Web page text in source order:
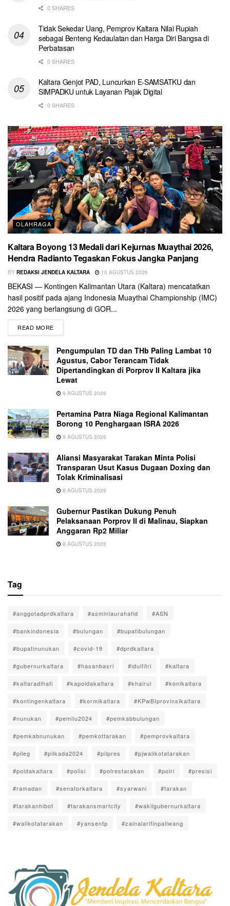
0 SHARES
Tidak Sekedar Uang, Pemprov Kaltara Nilai Rupiah
sebagai Benteng Kedaulatan dan Harga Diri Bangsa di
Perbatasan
0 SHARES
Kaltara Genjot PAD, Luncurkan E-SAMSATKU dan
SIMPADKU untuk Layanan Pajak Digital
0 SHARES
OLAHRAGA
Kaltara Boyong 13 Medali dari Kejurnas Muaythai 2026,
Hendra Radianto Tegaskan Fokus Jangka Panjang
BY REDAKSI JENDELA KALTARA 10 AGUSTUS 2026
BEKASI — Kontingen Kalimantan Utara (Kaltara) mencatatkan
hasil positif pada ajang Indonesia Muaythai Championship (IMC)
2026 yang berlangsung di GOR...
READ MORE
Pengumpulan TD dan THb Paling Lambat 10
Agustus, Cabor Terancam Tidak
Dipertandingkan di Porprov II Kaltara jika
Lewat
9 AGUSTUS 2026
Pertamina Patra Niaga Regional Kalimantan
Borong 10 Penghargaan ISRA 2026
9 AGUSTUS 2026
Aliansi Masyarakat Tarakan Minta Polisi
Transparan Usut Kasus Dugaan Doxing dan
Tolak Kriminalisasi
8 AGUSTUS 2026
Gubernur Pastikan Dukung Penuh
Pelaksanaan Porprov II di Malinau, Siapkan
Anggaran Rp2 Miliar
8 AGUSTUS 2026
Tag
#anggotadprdkaltara #asminlaurahafid #ASN
#bankindonesia #bulungan #bupatibulungan
#bupatinunukan #covid-19 #dprdkaltara
#gubernurkaltara #hasanbasri #idulfitri #kaltara
#kaltaradihati #kapoldakaltara #khairul #konikaltara
#kontingenkaltara #kormikaltara #KPwBIprovinsikaltara
#nunukan #pemilu2024 #pemkabbulungan
#pemkabnunukan #pemkottarakan #pemprovkaltara
#pileg #pilkada2024 #pilpres #pjwalikotatarakan
#poldakaltara #polisi #polrestarakan #polri #presisi
#ramadan #senatorkaltara #syarwani #tarakan
#tarakanhibot #tarakansmartcity #wakilgubernurkaltara
#walikotatarakan #yansentp #zainalarifinpaliwang